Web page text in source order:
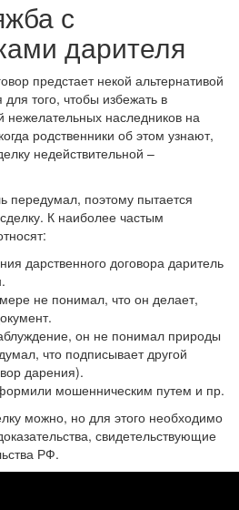
с
дарителя
предстает некой альтернативой
того, чтобы избежать в
наследников на
родственники об этом узнают,
недействительной –
передумал, поэтому пытается
К наиболее частым
дарственного договора даритель
не понимал, что он делает,
он не понимал природы
что подписывает другой
дарения).
мошенническим путем и пр.
можно, но для этого необходимо
свидетельствующие
РФ.